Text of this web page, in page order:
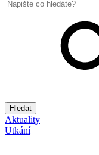
Hledat
Aktuality
Utkání